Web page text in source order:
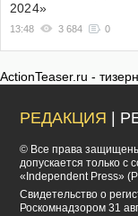
2024»
13:48 3 684 0
ActionTeaser.ru -
РЕДАКЦИЯ |
© Все права
допускается только с
«Independent Press»
Cвидетельство о
Роскомнадзором 31